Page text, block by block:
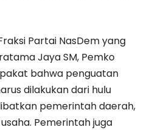
Partai NasDem yang
Jaya SM, Pemko
bahwa penguatan
dilakukan dari hulu
pemerintah daerah,
Pemerintah juga